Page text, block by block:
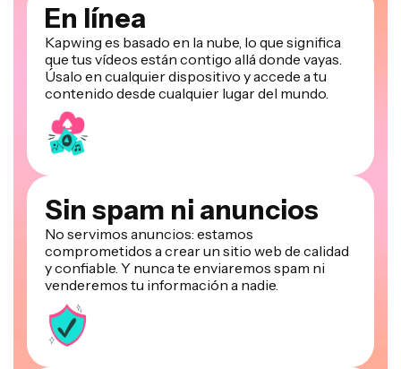
En línea
Kapwing es basado en la nube, lo que significa
que tus vídeos están contigo allá donde vayas.
Úsalo en cualquier dispositivo y accede a tu
contenido desde cualquier lugar del mundo.
Sin spam ni anuncios
No servimos anuncios: estamos
comprometidos a crear un sitio web de calidad
y confiable. Y nunca te enviaremos spam ni
venderemos tu información a nadie.